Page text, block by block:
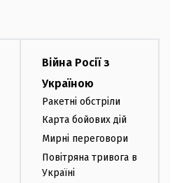
Війна Росії з
Україною
Ракетні обстріли
Карта бойових дій
Мирні переговори
Повітряна тривога в
Україні